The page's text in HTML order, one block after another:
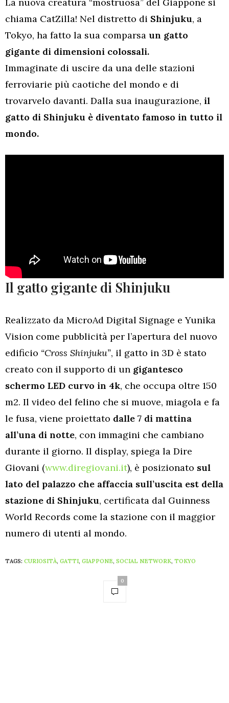
chiama CatZilla! Nel distretto di Shinjuku, a
Tokyo, ha fatto la sua comparsa un gatto
gigante di dimensioni colossali.
Immaginate di uscire da una delle stazioni
ferroviarie più caotiche del mondo e di
trovarvelo davanti. Dalla sua inaugurazione, il
gatto di Shinjuku è diventato famoso in tutto il
mondo.
Il gatto gigante di Shinjuku
Realizzato da MicroAd Digital Signage e Yunika
Vision come pubblicità per l’apertura del nuovo
edificio “Cross Shinjuku”, il gatto in 3D è stato
creato con il supporto di un gigantesco
schermo LED curvo in 4k, che occupa oltre 150
m2. Il video del felino che si muove, miagola e fa
le fusa, viene proiettato dalle 7 di mattina
all’una di notte, con immagini che cambiano
durante il giorno. Il display, spiega la Dire
Giovani (www.diregiovani.it), è posizionato sul
lato del palazzo che affaccia sull’uscita est della
stazione di Shinjuku, certificata dal Guinness
World Records come la stazione con il maggior
numero di utenti al mondo.
TAGS: CURIOSITÀ, GATTI, GIAPPONE, SOCIAL NETWORK, TOKYO
0